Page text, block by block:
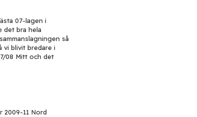
07-lagen i
det bra hela
så
vi blivit bredare i
08 Mitt och det
2009-11 Nord